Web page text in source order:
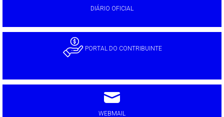
DIÁRIO OFICIAL
PORTAL DO CONTRIBUINTE
WEBMAIL